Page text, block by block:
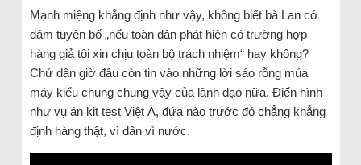
Mạnh miệng khẳng định như vậy, không biết bà Lan có
dám tuyên bố „nếu toàn dân phát hiện có trường hợp
hàng giả tôi xin chịu toàn bộ trách nhiệm“ hay không?
Chứ dân giờ đâu còn tin vào những lời sáo rỗng múa
máy kiểu chung chung vậy của lãnh đạo nữa. Điển hình
như vụ án kit test Việt Á, đứa nào trước đó chẳng khẳng
định hàng thật, vì dân vì nước.